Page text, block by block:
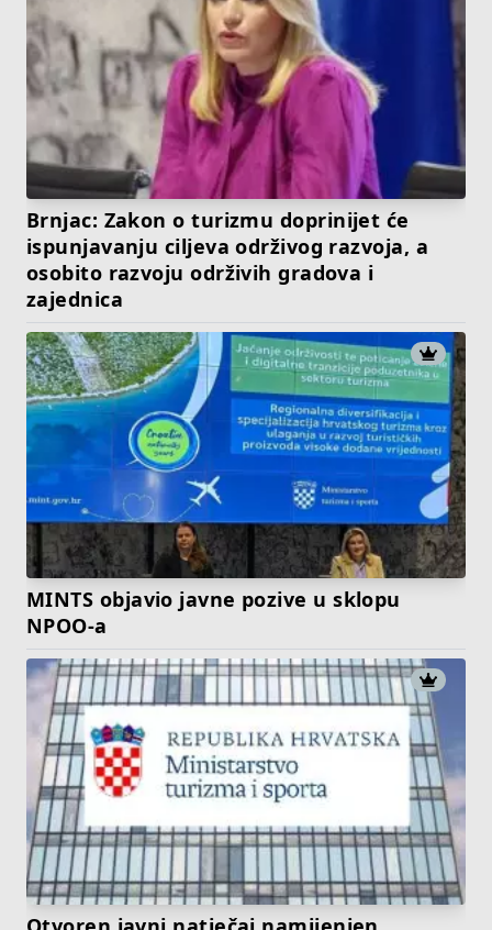
Brnjac: Zakon o turizmu doprinijet će
ispunjavanju ciljeva održivog razvoja, a
osobito razvoju održivih gradova i
zajednica
MINTS objavio javne pozive u sklopu
NPOO-a